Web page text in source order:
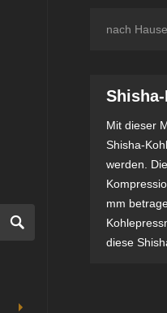

nach Hause
Mit dieser
Shisha-
werden.
mm
diese